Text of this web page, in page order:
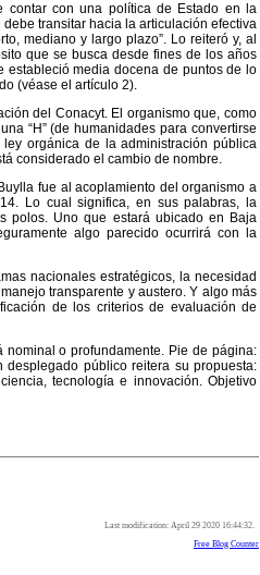
contar con una política de Estado en la
transitar hacia la articulación efectiva
mediano y largo plazo”. Lo reiteró y, al
que se busca desde fines de los años
estableció media docena de puntos de lo
(véase el artículo 2).
del Conacyt. El organismo que, como
“H” (de humanidades para convertirse
orgánica de la administración pública
considerado el cambio de nombre.
fue al acoplamiento del organismo a
Lo cual significa, en sus palabras, la
polos. Uno que estará ubicado en Baja
algo parecido ocurrirá con la
nacionales estratégicos, la necesidad
transparente y austero. Y algo más
de los criterios de evaluación de
o profundamente. Pie de página:
desplegado público reitera su propuesta:
tecnología e innovación. Objetivo
Last modification: April 29 2020 16:44:32.
Free Blog Counter